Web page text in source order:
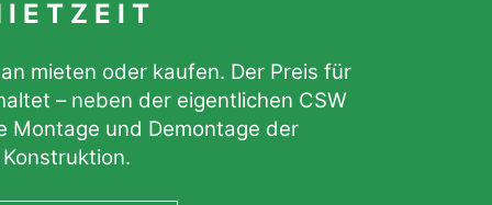
mieten oder kaufen. Der Preis für
– neben der eigentlichen CSW
Montage und Demontage der
Konstruktion.